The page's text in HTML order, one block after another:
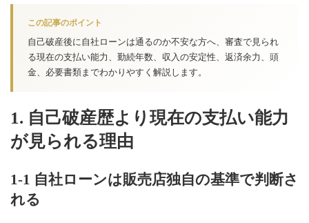
この記事のポイント
自己破産後に自社ローンは通るのか不安な方へ、審査で見られ
る現在の支払い能力、勤続年数、収入の安定性、返済余力、頭
金、必要書類までわかりやすく解説します。
1. 自己破産歴より現在の支払い能力
が見られる理由
1-1 自社ローンは販売店独自の基準で判断さ
れる